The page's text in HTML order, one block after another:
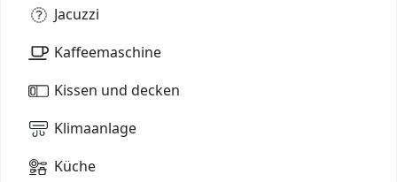
Jacuzzi
Kaffeemaschine
Kissen und decken
Klimaanlage
Küche